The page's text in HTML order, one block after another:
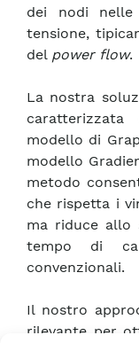
dei nodi
tensione,
del power flow.
La nostra
modello di
modello
metodo
che rispetta i
ma riduce allo
tempo di
convenzionali.
Il nostro
rilevante per